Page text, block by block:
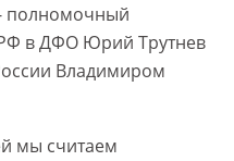
полномочный
РФ в ДФО Юрий Трутнев
Владимиром
мы считаем